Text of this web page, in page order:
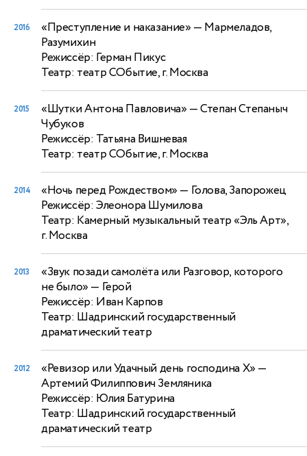
2016 «Преступление и наказание» — Мармеладов,
Разумихин
Режиссёр: Герман Пикус
Театр: театр СОбытие, г. Москва
2015 «Шутки Антона Павловича» — Степан Степаныч
Чубуков
Режиссёр: Татьяна Вишневая
Театр: театр СОбытие, г. Москва
2014 «Ночь перед Рождеством» — Голова, Запорожец
Режиссёр: Элеонора Шумилова
Театр: Камерный музыкальный театр «Эль Арт»,
г. Москва
2013
«Звук позади самолёта или Разговор, которого
не было» — Герой
Режиссёр: Иван Карпов
Театр: Шадринский государственный
драматический театр
2012 «Ревизор или Удачный день господина Х» —
Артемий Филиппович Земляника
Режиссёр: Юлия Батурина
Театр: Шадринский государственный
драматический театр